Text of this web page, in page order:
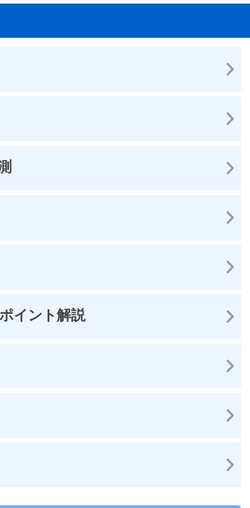
イント解説